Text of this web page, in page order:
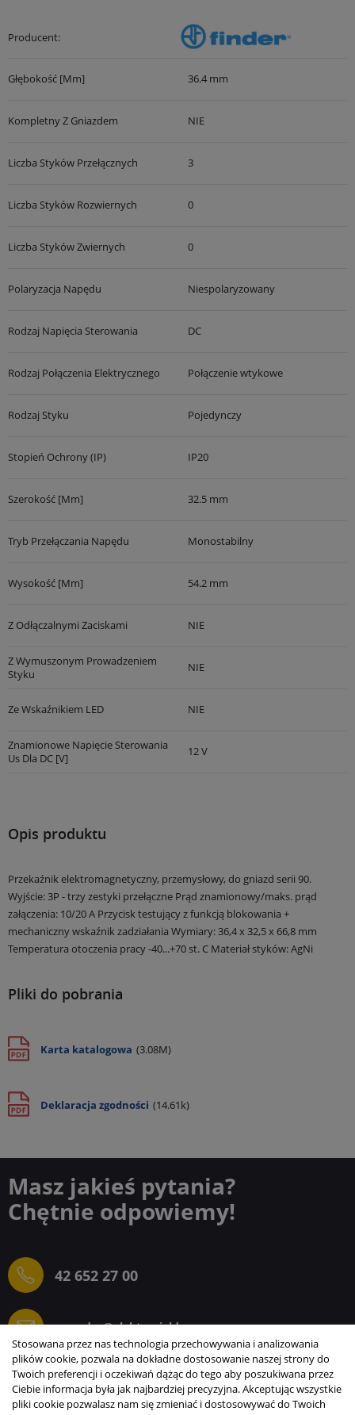
Producent:
Głębokość [mm] 36.4 mm
Kompletny Z Gniazdem NIE
Liczba Styków Przełącznych 3
Liczba Styków Rozwiernych 0
Liczba Styków Zwiernych 0
Polaryzacja Napędu Niespolaryzowany
Rodzaj Napięcia Sterowania DC
Rodzaj Połączenia Elektrycznego Połączenie wtykowe
Rodzaj Styku Pojedynczy
Stopień Ochrony (IP) IP20
Szerokość [mm] 32.5 mm
Tryb Przełączania Napędu Monostabilny
Wysokość [mm] 54.2 mm
Z Odłączalnymi Zaciskami NIE
Z Wymuszonym Prowadzeniem
Styku
NIE
Ze Wskaźnikiem LED NIE
Znamionowe Napięcie Sterowania
Us Dla DC [V]
12 V
Opis produktu
Przekaźnik elektromagnetyczny, przemysłowy, do gniazd serii 90.
Wyjście: 3P - trzy zestyki przełączne Prąd znamionowy/maks. prąd
załączenia: 10/20 A Przycisk testujący z funkcją blokowania +
mechaniczny wskaźnik zadziałania Wymiary: 36,4 x 32,5 x 66,8 mm
Temperatura otoczenia pracy -40...+70 st. C Materiał styków: AgNi
Pliki do pobrania
Karta katalogowa (3.08M)
Deklaracja zgodności (14.61k)
Masz jakieś pytania?
Chętnie odpowiemy!
42 652 27 00
sprzedaz@elektrogielda.com
ELEKTROGIEŁDA SZ.ŻACZKIEWICZ; M.KARLIŃSKI
SP.J.
Stosowana przez nas technologia przechowywania i analizowania
plików cookie, pozwala na dokładne dostosowanie naszej strony do
Twoich preferencji i oczekiwań dążąc do tego aby poszukiwana przez
Ciebie informacja była jak najbardziej precyzyjna. Akceptując wszystkie
pliki cookie pozwalasz nam się zmieniać i dostosowywać do Twoich